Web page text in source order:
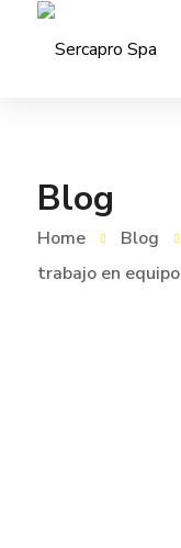
Blog
Home Blog
trabajo en equipo